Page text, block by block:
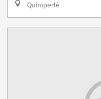
Quimperlé